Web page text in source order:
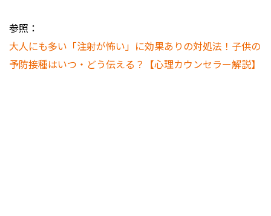
参照：
大人にも多い「注射が怖い」に効果ありの対処法！子供の
予防接種はいつ・どう伝える？【心理カウンセラー解説】